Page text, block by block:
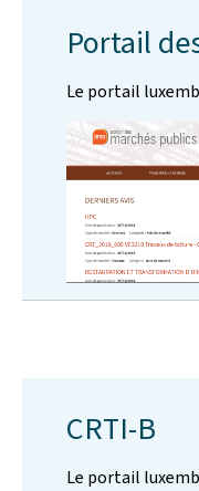
Portail
Le portail
CRTI-B
Le portail